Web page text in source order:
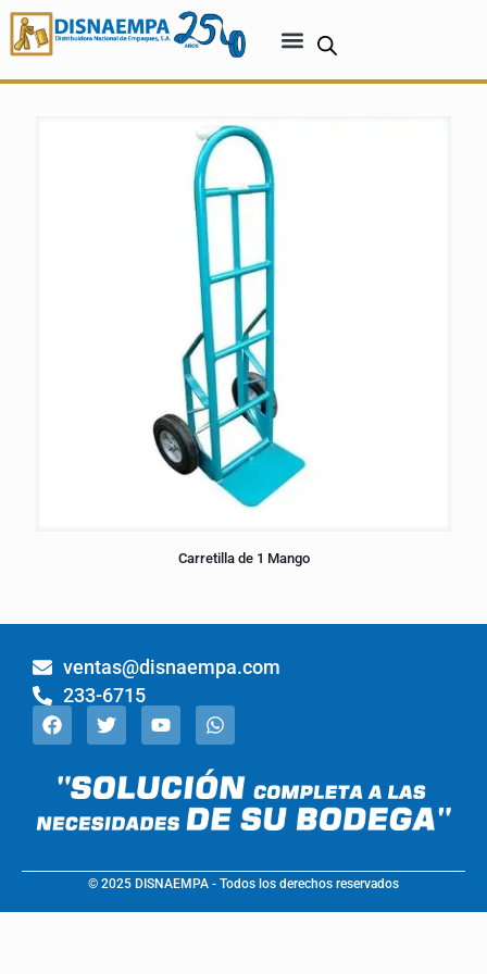
Carretilla de 1 Mango
ventas@disnaempa.com
233-6715
© 2025 DISNAEMPA - Todos los derechos reservados